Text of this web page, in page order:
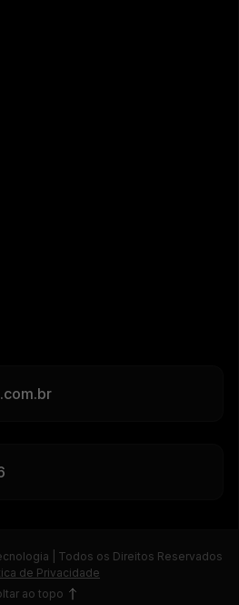
| Todos os Direitos Reservados
de Privacidade
ao topo